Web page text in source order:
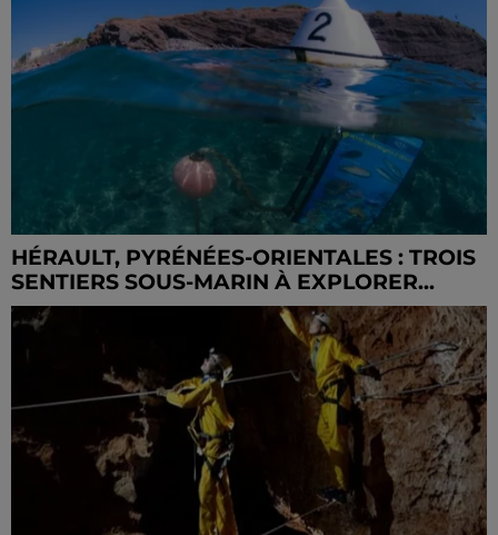
HÉRAULT, PYRÉNÉES-ORIENTALES : TROIS
SENTIERS SOUS-MARIN À EXPLORER...